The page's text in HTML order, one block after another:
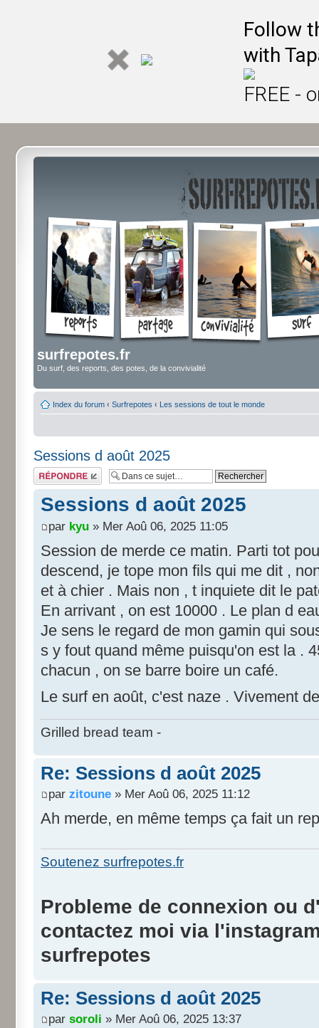
Follow
with
FREE -
surfrepotes.fr
Du surf, des reports, des potes, de la convivialité
Index du forum ‹ Surfrepotes ‹ Les sessions de tout le monde
Sessions d août 2025
Répondre
Sessions d août 2025
par kyu » Mer Aoû 06, 2025 11:05
Session de merde ce matin. Parti tot
descend, je tope mon fils qui me dit ,
et à chier . Mais non , t inquiete dit le
En arrivant , on est 10000 . Le plan d
Je sens le regard de mon gamin qui
s y fout quand même puisqu'on est la .
chacun , on se barre boire un café.
Le surf en août, c'est naze . Vivement
Grilled bread team -
Re: Sessions d août 2025
par zitoune » Mer Aoû 06, 2025 11:12
Ah merde, en même temps ça fait un
Soutenez surfrepotes.fr
Probleme de connexion ou
contactez moi via
surfrepotes
Re: Sessions d août 2025
par soroli » Mer Aoû 06, 2025 13:37